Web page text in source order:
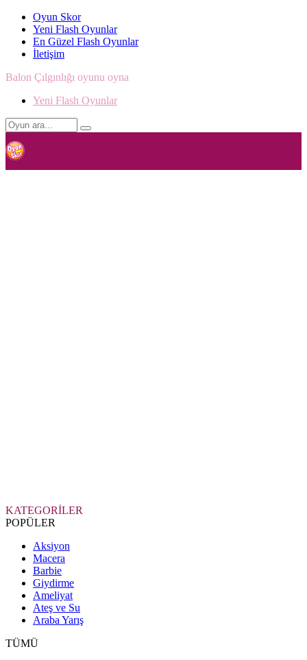
Oyun Skor
Yeni Flash Oyunlar
En Güzel Flash Oyunlar
İletişim
Balon Çılgınlığı oyunu oyna
Yeni Flash Oyunlar
KATEGORİLER
POPÜLER
Aksiyon
Macera
Barbie
Giydirme
Ameliyat
Ateş ve Su
Araba Yarış
TÜMÜ